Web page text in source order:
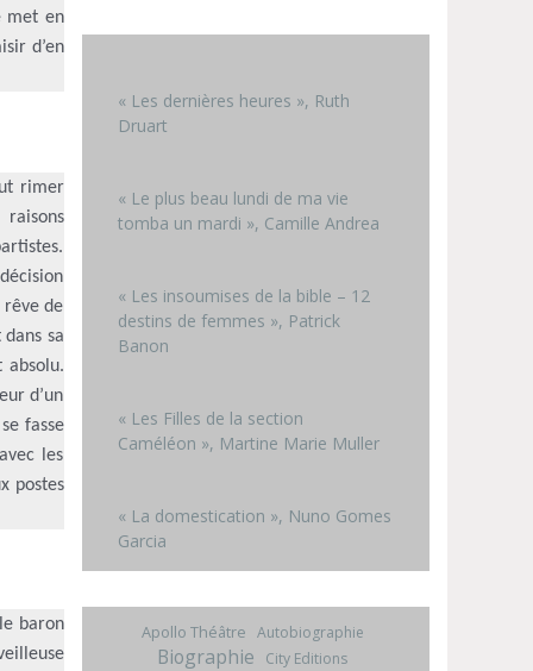
met en
d’en
rimer
de
sa
absolu.
d’un
fasse
les
postes
baron
« Les dernières heures », Ruth
Druart
« Le plus beau lundi de ma vie
tomba un mardi », Camille Andrea
« Les insoumises de la bible – 12
destins de femmes », Patrick
Banon
« Les Filles de la section
Caméléon », Martine Marie Muller
« La domestication », Nuno Gomes
Garcia
Apollo Théâtre Autobiographie
Biographie City Editions